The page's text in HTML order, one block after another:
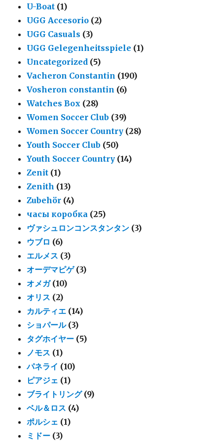
U-Boat (1)
UGG Accesorio (2)
UGG Casuals (3)
UGG Gelegenheitsspiele (1)
Uncategorized (5)
Vacheron Constantin (190)
Vosheron constantin (6)
Watches Box (28)
Women Soccer Club (39)
Women Soccer Country (28)
Youth Soccer Club (50)
Youth Soccer Country (14)
Zenit (1)
Zenith (13)
Zubehör (4)
часы коробка (25)
ヴァシュロンコンスタンタン (3)
ウブロ (6)
エルメス (3)
オーデマピゲ (3)
オメガ (10)
オリス (2)
カルティエ (14)
ショパール (3)
タグホイヤー (5)
ノモス (1)
パネライ (10)
ピアジェ (1)
ブライトリング (9)
ベル＆ロス (4)
ポルシェ (1)
ミドー (3)